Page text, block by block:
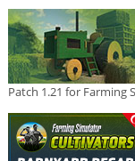
Patch 1.21 for Farming